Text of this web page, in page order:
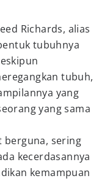
Richards, alias
tubuhnya
tubuh,
yang
yang sama
berguna, sering
kecerdasannya
kemampuan